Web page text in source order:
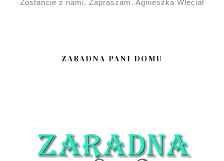
Zostańcie z nami. Zapraszam. Agnieszka Wleciał
ZARADNA PANI DOMU